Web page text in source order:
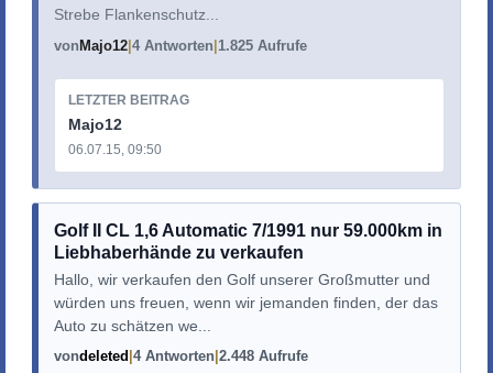
Strebe Flankenschutz...
vonMajo12 4 Antworten 1.825 Aufrufe
LETZTER BEITRAG
Majo12
06.07.15, 09:50
Golf II CL 1,6 Automatic 7/1991 nur 59.000km in
Liebhaberhände zu verkaufen
Hallo, wir verkaufen den Golf unserer Großmutter und
würden uns freuen, wenn wir jemanden finden, der das
Auto zu schätzen we...
vondeleted 4 Antworten 2.448 Aufrufe